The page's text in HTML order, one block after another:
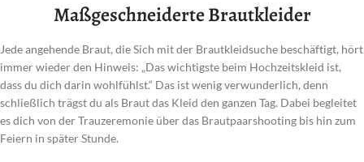
Maßgeschneiderte Brautkleider
Jede angehende Braut, die Sich mit der Brautkleidsuche beschäftigt, hört
immer wieder den Hinweis: „Das wichtigste beim Hochzeitskleid ist,
dass du dich darin wohlfühlst.“ Das ist wenig verwunderlich, denn
schließlich trägst du als Braut das Kleid den ganzen Tag. Dabei begleitet
es dich von der Trauzeremonie über das Brautpaarshooting bis hin zum
Feiern in später Stunde.